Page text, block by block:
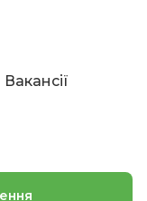
Вакансії